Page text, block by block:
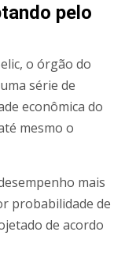
pelo
o órgão do
série de
econômica do
mesmo o
mais
probabilidade de
de acordo